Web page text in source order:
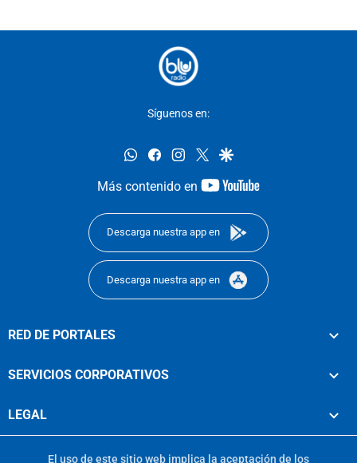
Síguenos en:
whatsappfacebookinstagram
twittergoogle
Más contenido en
youtube-
Descarga nuestra app en
Descarga nuestra app en
RED DE PORTALES
SERVICIOS CORPORATIVOS
LEGAL
El uso de este sitio web implica la aceptación de los